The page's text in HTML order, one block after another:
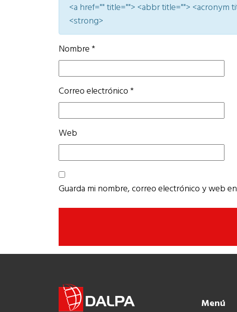
<a href="" title=""> <abbr title=""> <acronym
<strong>
Nombre*
Correo electrónico*
Web
Guarda mi nombre, correo electrónico y web
Menú